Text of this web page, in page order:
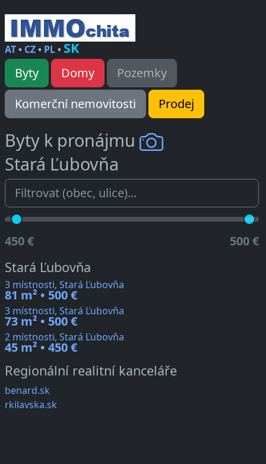
AT• CZ• PL• SK
Byty Domy
Pozemky
Komerční nemovitosti
Prodej
Byty k pronájmu
Stará Ľubovňa
450 € 500 €
Stará Ľubovňa
3 místnosti, Stará Ľubovňa
81 m² • 500 €
3 místnosti, Stará Ľubovňa
73 m² • 500 €
2 místnosti, Stará Ľubovňa
45 m² • 450 €
Regionální realitní kanceláře
benard.sk
rkilavska.sk